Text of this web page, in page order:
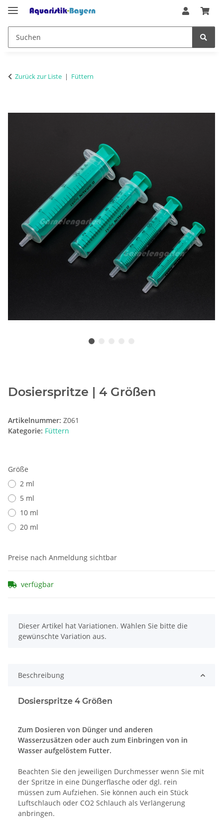
Zurück zur Liste Füttern
Dosierspritze | 4 Größen
Artikelnummer: Z061
Kategorie: Füttern
Größe
2 ml
5 ml
10 ml
20 ml
Preise nach Anmeldung sichtbar
verfügbar
x
Dieser Artikel hat Variationen. Wählen Sie bitte die
gewünschte Variation aus.
Beschreibung
Dosierspritze 4 Größen
Zum Dosieren von Dünger und anderen
Wasserzusätzen oder auch zum Einbringen von in
Wasser aufgelöstem Futter.
Beachten Sie den jeweiligen Durchmesser wenn Sie mit
der Spritze in eine Düngerflasche oder dgl. rein
müssen zum Aufziehen. Sie können auch ein Stück
Luftschlauch oder CO2 Schlauch als Verlängerung
anbringen.